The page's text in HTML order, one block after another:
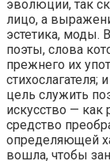
эволюции, так
лицо, а
эстетика, моды.
поэты, слова
прежнего их
стихослагателя;
цель служить
искусство — как
средство
определяющей
вошла, чтобы